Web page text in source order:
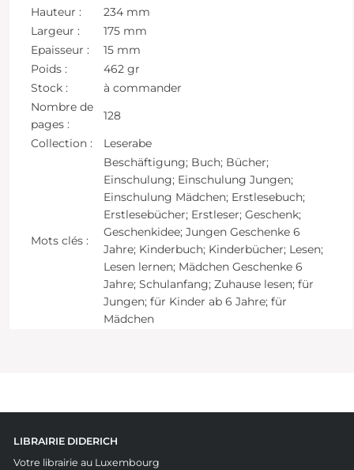
Hauteur :
234 mm
Largeur :
175 mm
Epaisseur :
15 mm
Poids :
462 gr
Stock :
à commander
Nombre de
pages :
128
Collection :
Leserabe
Mots clés :
Beschäftigung; Buch; Bücher;
Einschulung; Einschulung Jungen;
Einschulung Mädchen; Erstlesebuch;
Erstlesebücher; Erstleser; Geschenk;
Geschenkidee; Jungen Geschenke 6
Jahre; Kinderbuch; Kinderbücher; Lesen;
Lesen lernen; Mädchen Geschenke 6
Jahre; Schulanfang; Zuhause lesen; für
Jungen; für Kinder ab 6 Jahre; für
Mädchen
LIBRAIRIE DIDERICH
Votre librairie au Luxembourg